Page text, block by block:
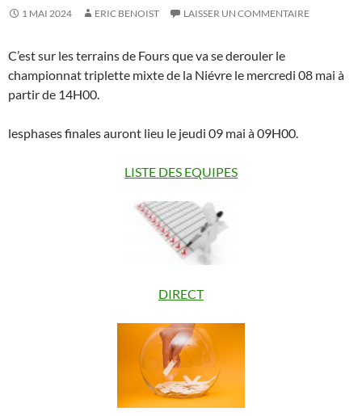
1 MAI 2024 ERIC BENOIST LAISSER UN COMMENTAIRE
C’est sur les terrains de Fours que va se derouler le
championnat triplette mixte de la Niévre le mercredi 08 mai à
partir de 14H00.
lesphases finales auront lieu le jeudi 09 mai à 09H00.
LISTE DES EQUIPES
DIRECT